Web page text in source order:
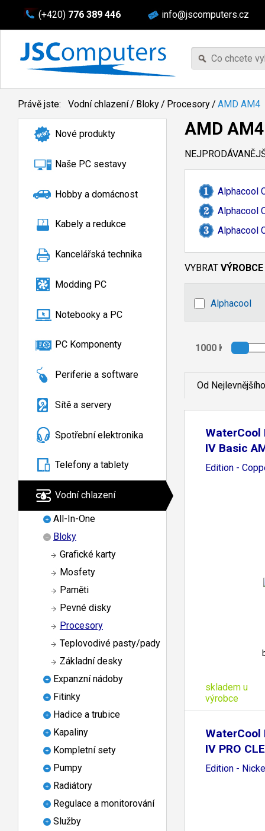
(+420) 776 389 446 info@jscomputers.cz
Právě jste: Vodní chlazení/ Bloky/ Procesory/ AMD AM4
Nové produkty
Naše PC sestavy
Hobby a domácnost
Kabely a redukce
Kancelářská technika
Modding PC
Notebooky a PC
PC Komponenty
Periferie a software
Sítě a servery
Spotřební elektronika
Telefony a tablety
Vodní chlazení
All-In-One
Bloky
Grafické karty
Mosfety
Paměti
Pevné disky
Procesory
Teplovodivé pasty/pady
Základní desky
Expanzní nádoby
Fitinky
Hadice a trubice
Kapaliny
Kompletní sety
Pumpy
Radiátory
Regulace a monitorování
Služby
AMD AM4
Alphacool
Alphacool
Alphacool
VYBRAT VÝROBCE
Alphacool
Od Nejlevnějšího
WaterCool
IV Basic
Edition -
skladem u
výrobce
WaterCool
IV PRO
Edition -